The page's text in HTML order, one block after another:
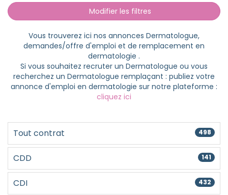
Connexion
Se connecter avec Google
Se connecter avec Facebook
Se connecter avec LinkedIn
Modifier les filtres
Vous trouverez ici nos annonces Dermatologue,
demandes/offre d'emploi et de remplacement en
dermatologie .
Si vous souhaitez recruter un Dermatologue ou vous
recherchez un Dermatologue remplaçant : publiez votre
annonce d'emploi en dermatologie sur notre plateforme :
cliquez ici
Tout contrat 498
CDD 141
CDI 432